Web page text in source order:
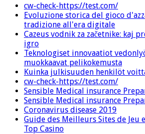
cw-check-https://test.com/
Evoluzione storica del gioco
tradizione all'era digitale
Cazeus vodnik za začetnike: kaj
igro
Teknologiset innovaatiot
muokkaavat pelikokemusta
Kuinka julkisuuden henkilöt
cw-check-https://test.com/
Sensible Medical insurance
Sensible Medical insurance
Coronavirus disease 2019
Guide des Meilleurs Sites de Jeu
Top Casino